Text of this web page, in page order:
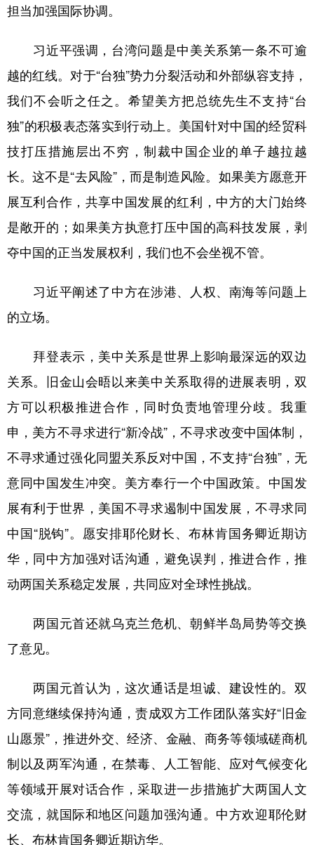
多语种频道
English Español Français عربى
Русский язык 日本語 한국어
担当加强国际协调。
习近平强调，台湾问题是中美关系第一条不可逾
越的红线。对于“台独”势力分裂活动和外部纵容支持，
我们不会听之任之。希望美方把总统先生不支持“台
独”的积极表态落实到行动上。美国针对中国的经贸科
技打压措施层出不穷，制裁中国企业的单子越拉越
长。这不是“去风险”，而是制造风险。如果美方愿意开
展互利合作，共享中国发展的红利，中方的大门始终
是敞开的；如果美方执意打压中国的高科技发展，剥
夺中国的正当发展权利，我们也不会坐视不管。
习近平阐述了中方在涉港、人权、南海等问题上
的立场。
拜登表示，美中关系是世界上影响最深远的双边
关系。旧金山会晤以来美中关系取得的进展表明，双
方可以积极推进合作，同时负责地管理分歧。我重
申，美方不寻求进行“新冷战”，不寻求改变中国体制，
不寻求通过强化同盟关系反对中国，不支持“台独”，无
意同中国发生冲突。美方奉行一个中国政策。中国发
展有利于世界，美国不寻求遏制中国发展，不寻求同
中国“脱钩”。愿安排耶伦财长、布林肯国务卿近期访
华，同中方加强对话沟通，避免误判，推进合作，推
动两国关系稳定发展，共同应对全球性挑战。
两国元首还就乌克兰危机、朝鲜半岛局势等交换
了意见。
两国元首认为，这次通话是坦诚、建设性的。双
方同意继续保持沟通，责成双方工作团队落实好“旧金
山愿景”，推进外交、经济、金融、商务等领域磋商机
制以及两军沟通，在禁毒、人工智能、应对气候变化
等领域开展对话合作，采取进一步措施扩大两国人文
交流，就国际和地区问题加强沟通。中方欢迎耶伦财
长、布林肯国务卿近期访华。